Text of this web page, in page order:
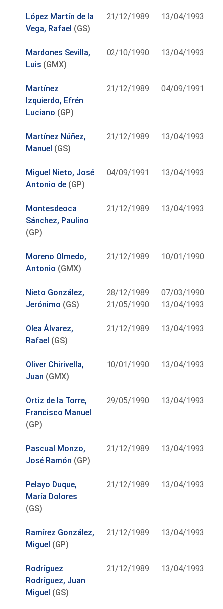
López Martín de la
Vega, Rafael (GS)
21/12/1989 13/04/1993
Mardones Sevilla,
Luis (GMX)
02/10/1990 13/04/1993
Martínez
Izquierdo, Efrén
Luciano (GP)
21/12/1989 04/09/1991
Martínez Núñez,
Manuel (GS)
21/12/1989 13/04/1993
Miguel Nieto, José
Antonio de (GP)
04/09/1991 13/04/1993
Montesdeoca
Sánchez, Paulino
(GP)
21/12/1989 13/04/1993
Moreno Olmedo,
Antonio (GMX)
21/12/1989 10/01/1990
Nieto González,
Jerónimo (GS)
28/12/1989
21/05/1990
07/03/1990
13/04/1993
Olea Álvarez,
Rafael (GS)
21/12/1989 13/04/1993
Oliver Chirivella,
Juan (GMX)
10/01/1990 13/04/1993
Ortiz de la Torre,
Francisco Manuel
(GP)
29/05/1990 13/04/1993
Pascual Monzo,
José Ramón (GP)
21/12/1989 13/04/1993
Pelayo Duque,
María Dolores
(GS)
21/12/1989 13/04/1993
Ramírez González,
Miguel (GP)
21/12/1989 13/04/1993
Rodríguez
Rodríguez, Juan
Miguel (GS)
21/12/1989 13/04/1993